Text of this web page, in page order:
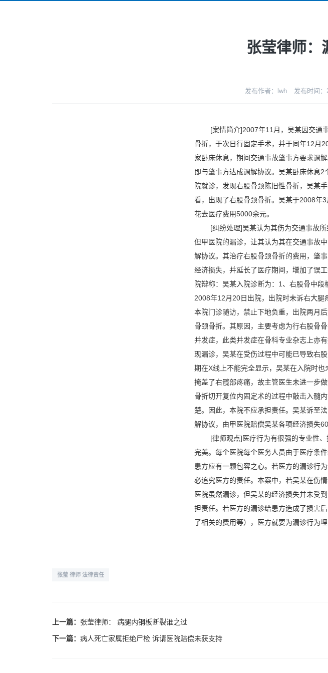
张莹律师：
发布作者：lwh 发布时间
[案情简介]2007年11月，吴某因交通事
骨折，于次日行固定手术，并于同年12月
家卧床休息，期间交通事故肇事方要求调
即与肇事方达成调解协议。吴某卧床休息
院就诊，发现右股骨颈陈旧性骨折，吴某
看，出现了右股骨颈骨折。吴某于2008年
花去医疗费用5000余元。
[纠纷处理]吴某认为其伤为交通事故所
但甲医院的漏诊，让其认为其在交通事故
解协议。其治疗右股骨颈骨折的费用，肇
经济损失，并延长了医疗期间，增加了误
院辩称：吴某入院诊断为：1、右股骨中
2008年12月20日出院，出院时未诉右大
本院门诊随访，禁止下地负重，出院两月
骨颈骨折。其原因，主要考虑为行右股骨
并发症，此类并发症在骨科专业杂志上亦
现漏诊，吴某在受伤过程中可能已导致右
期在X线上不能完全显示，吴某在入院时
掩盖了右髋部疼痛，故主管医生未进一步
骨折切开复位内固定术的过程中敲击入髓
楚。因此，本院不应承担责任。吴某诉至
解协议，由甲医院赔偿吴某各项经济损失
[律师观点]医疗行为有很强的专业性、
完美。每个医院每个医务人员由于医疗条
患方应有一颗包容之心。若医方的漏诊行
必追究医方的责任。本案中，若吴某在伤
医院虽然漏诊，但吴某的经济损失并未受
担责任。若医方的漏诊给患方造成了损害
了相关的费用等），医方就要为漏诊行为
张莹 律师 法律责任
上一篇： 张莹律师： 病腿内钢板断裂谁之过
下一篇： 病人死亡家属拒绝尸检 诉请医院赔偿未获支持